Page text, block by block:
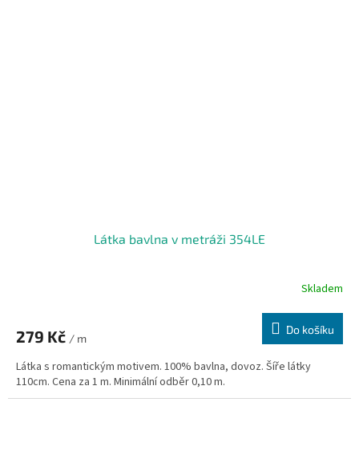
Látka bavlna v metráži 354LE
Skladem
279 Kč / m
Do košíku
Látka s romantickým motivem. 100% bavlna, dovoz. Šíře látky
110cm. Cena za 1 m. Minimální odběr 0,10 m.